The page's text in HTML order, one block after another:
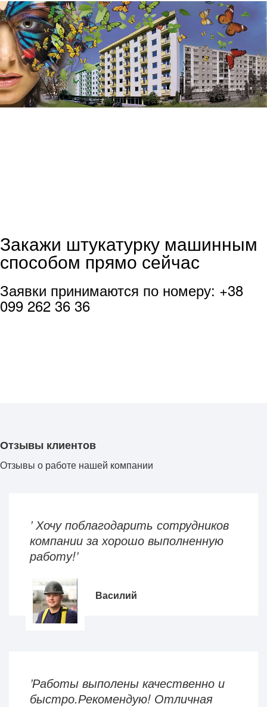
Закажи штукатурку машинным
способом прямо сейчас
Заявки принимаются по номеру: +38
099 262 36 36
Отзывы клиентов
Отзывы о работе нашей компании
’ Хочу поблагодарить сотрудников
компании за хорошо выполненную
работу!’
Василий
’Работы выполены качественно и
быстро.Рекомендую! Отличная